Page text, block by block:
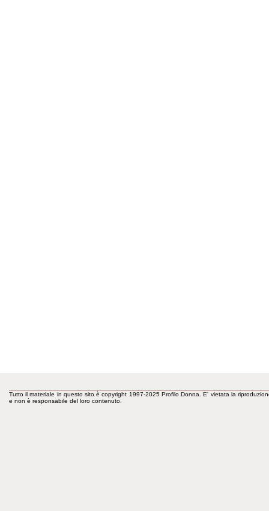
Tutto il materiale in questo sito è copyright 1997-2025 Profilo Donna. E' vietata la
e non è responsabile del loro contenuto.